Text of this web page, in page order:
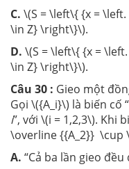
C. \(S = \left\{ {x =
\in Z} \right\}\).
D. \(S = \left\{ {x =
\in Z} \right\}\).
Câu 30 : Gieo một
Gọi \({A_i}\) là biến cố
i”, với \(i = 1,2,3\). Khi
\overline {{A_2}} \cup
A. “Cả ba lần gieo